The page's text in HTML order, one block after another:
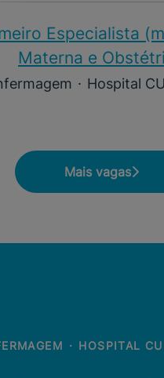
Especialista
Materna e
· Hospital
Mais vagas
· HOSPITAL